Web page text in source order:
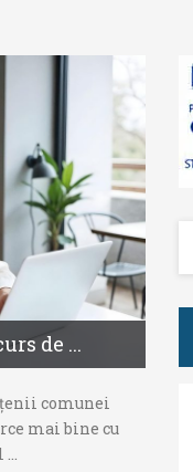
de ...
comunei
mai bine cu